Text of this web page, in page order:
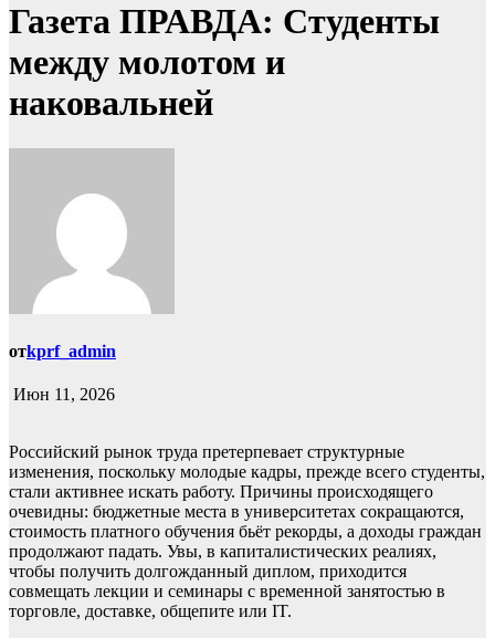
Газета ПРАВДА: Студенты
между молотом и
наковальней
отkprf_admin
Июн 11, 2026
Российский рынок труда претерпевает структурные
изменения, поскольку молодые кадры, прежде всего студенты,
стали активнее искать работу. Причины происходящего
очевидны: бюджетные места в университетах сокращаются,
стоимость платного обучения бьёт рекорды, а доходы граждан
продолжают падать. Увы, в капиталистических реалиях,
чтобы получить долгожданный диплом, приходится
совмещать лекции и семинары с временной занятостью в
торговле, доставке, общепите или IT.